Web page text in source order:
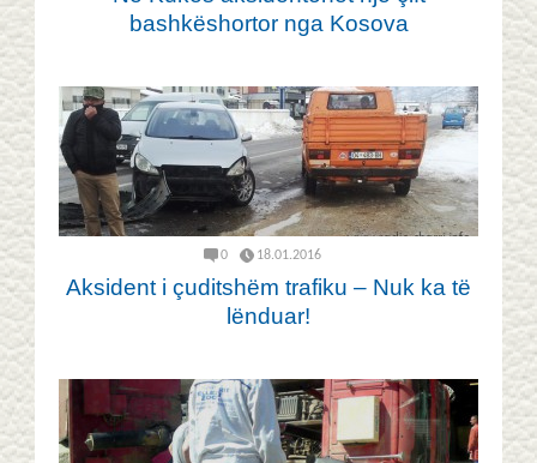
bashkëshortor nga Kosova
0 18.01.2016
Aksident i çuditshëm trafiku – Nuk ka të
lënduar!